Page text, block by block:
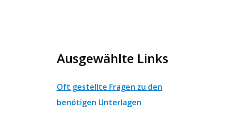
Ausgewählte Links
Oft gestellte Fragen zu den
benötigen Unterlagen